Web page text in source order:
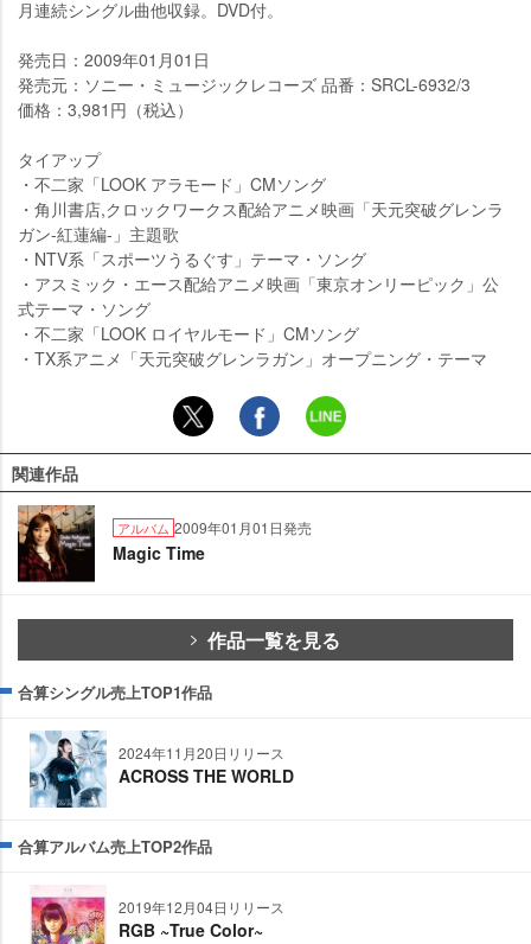
月連続シングル曲他収録。DVD付。
発売日：2009年01月01日
発売元：ソニー・ミュージックレコーズ 品番：SRCL-6932/3
価格：3,981円（税込）
タイアップ
・不二家「LOOK アラモード」CMソング
・角川書店,クロックワークス配給アニメ映画「天元突破グレンラ
ガン-紅蓮編-」主題歌
・NTV系「スポーツうるぐす」テーマ・ソング
・アスミック・エース配給アニメ映画「東京オンリーピック」公
式テーマ・ソング
・不二家「LOOK ロイヤルモード」CMソング
・TX系アニメ「天元突破グレンラガン」オープニング・テーマ
関連作品
アルバム 2009年01月01日発売
Magic Time
作品一覧を見る
合算シングル売上TOP1作品
2024年11月20日リリース
ACROSS THE WORLD
合算アルバム売上TOP2作品
2019年12月04日リリース
RGB ~True Color~